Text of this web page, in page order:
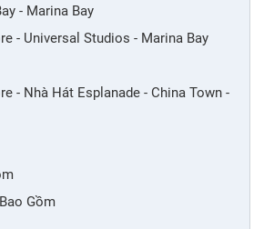
- Marina Bay
- Universal Studios - Marina Bay
- Nhà Hát Esplanade - China Town -
Gồm